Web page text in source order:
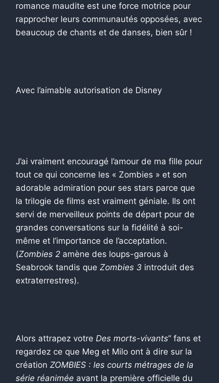
romance maudite est une force motrice pour
rapprocher leurs communautés opposées, avec
beaucoup de chants et de danses, bien sûr !
Avec l’aimable autorisation de Disney
J’ai vraiment encouragé l’amour de ma fille pour
tout ce qui concerne les « Zombies » et son
adorable admiration pour ses stars parce que
la trilogie de films est vraiment géniale. Ils ont
servi de merveilleux points de départ pour de
grandes conversations sur la fidélité à soi-
même et l’importance de l’acceptation.
(Zombies 2 amène des loups-garous à
Seabrook tandis que Zombies 3 introduit des
extraterrestres).
Alors attrapez votre Des morts-vivants” fans et
regardez ce que Meg et Milo ont à dire sur la
création ZOMBIES : les courts métrages de la
série réanimée avant la première officielle du